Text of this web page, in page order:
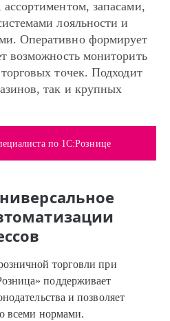
запасами,
лояльности и
Оперативно формирует
возможность мониторить
точек. Подходит
так и крупных
по 1С:Рознице
торговли при
поддерживает
и позволяет
всеми нормами.